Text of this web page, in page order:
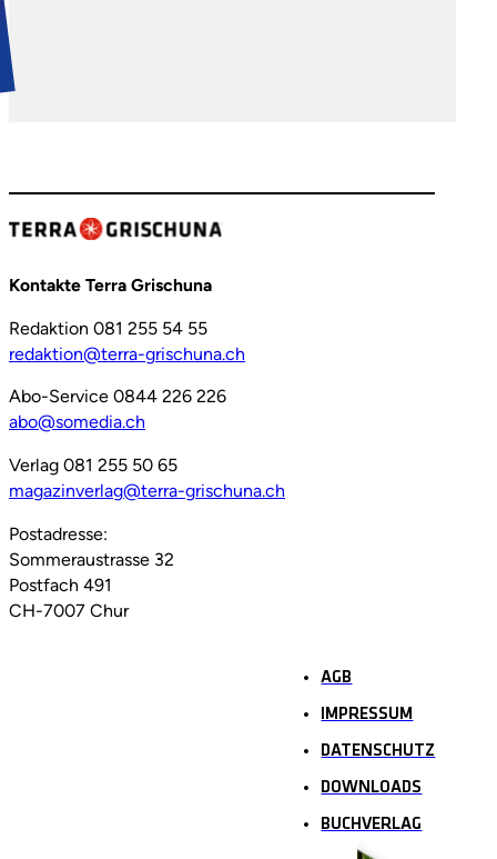
Kontakte Terra Grischuna
Redaktion 081 255 54 55
redaktion@terra-grischuna.ch
Abo-Service 0844 226 226
abo@somedia.ch
Verlag 081 255 50 65
magazinverlag@terra-grischuna.ch
Postadresse:
Sommeraustrasse 32
Postfach 491
CH-7007 Chur
AGB
IMPRESSUM
DATENSCHUTZ
DOWNLOADS
BUCHVERLAG